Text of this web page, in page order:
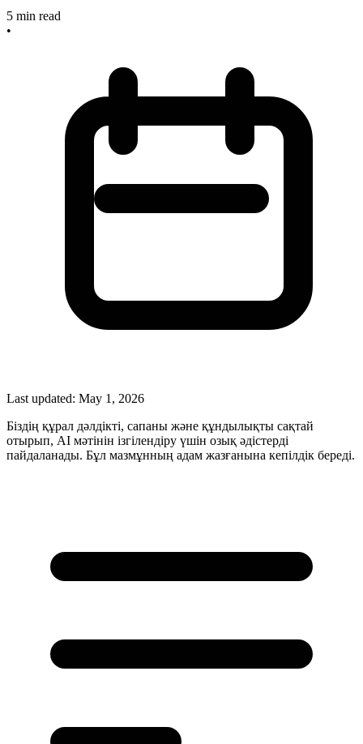
5 min read
•
Last updated: May 1, 2026
Біздің құрал дәлдікті, сапаны және құндылықты сақтай
отырып, AI мәтінін ізгілендіру үшін озық әдістерді
пайдаланады. Бұл мазмұнның адам жазғанына кепілдік береді.